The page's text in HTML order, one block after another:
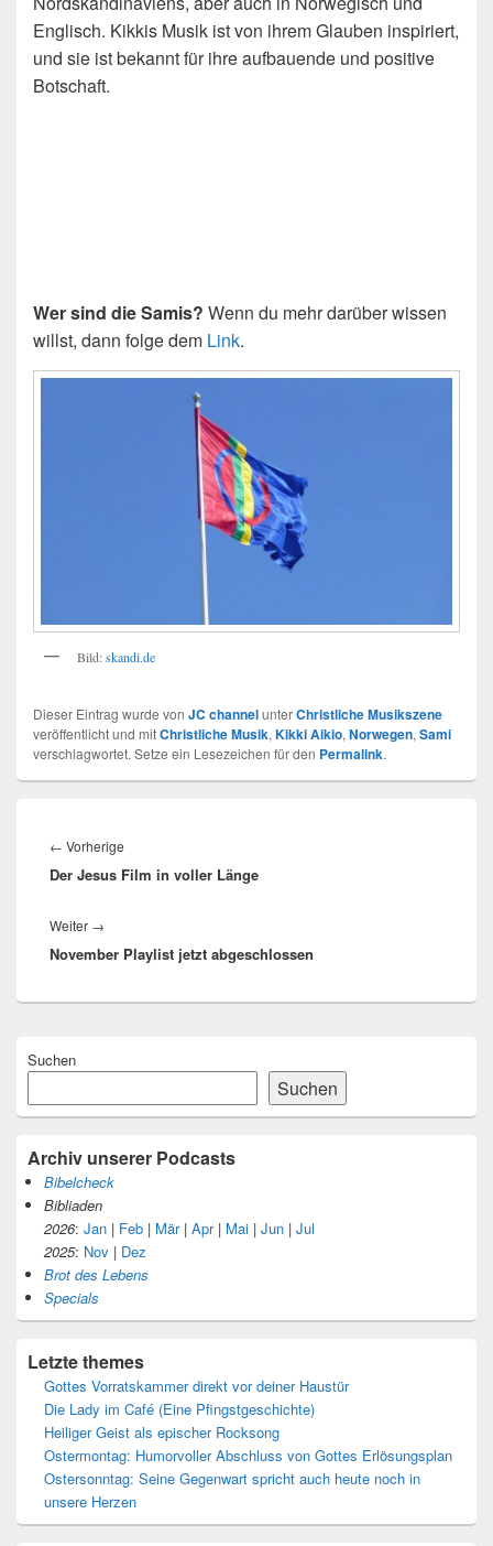
Englisch. Kikkis Musik ist von ihrem Glauben inspiriert,
und sie ist bekannt für ihre aufbauende und positive
Botschaft.
Wer sind die Samis? Wenn du mehr darüber wissen
willst, dann folge dem Link.
Bild:skandi.de
Dieser Eintrag wurde von JC channelunterChristliche Musikszene
veröffentlicht und mitChristliche Musik, Kikki Aikio, Norwegen, Sami
verschlagwortet. Setze ein Lesezeichen für den Permalink.
← Vorherige
Beitrag:
Der Jesus Film in voller Länge
Weiter →
Beitrag:
November Playlist jetzt abgeschlossen
Seitenleisten-
Suchen
Suchen
Archiv unserer Podcasts
Bibelcheck
Bibliaden
2026: Jan | Feb | Mär| Apr| Mai | Jun | Jul
2025: Nov | Dez
Brot des Lebens
Specials
Letzte themes
Gottes Vorratskammer direkt vor deiner Haustür
Die Lady im Café (Eine Pfingstgeschichte)
Heiliger Geist als epischer Rocksong
Ostermontag: Humorvoller Abschluss von Gottes Erlösungsplan
Ostersonntag: Seine Gegenwart spricht auch heute noch in
unsere Herzen